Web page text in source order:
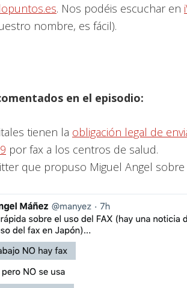
. Nos podéis escuchar en
nombre, es fácil).
en el episodio:
tienen la obligación legal de
por fax a los centros de salud.
que propuso Miguel Angel